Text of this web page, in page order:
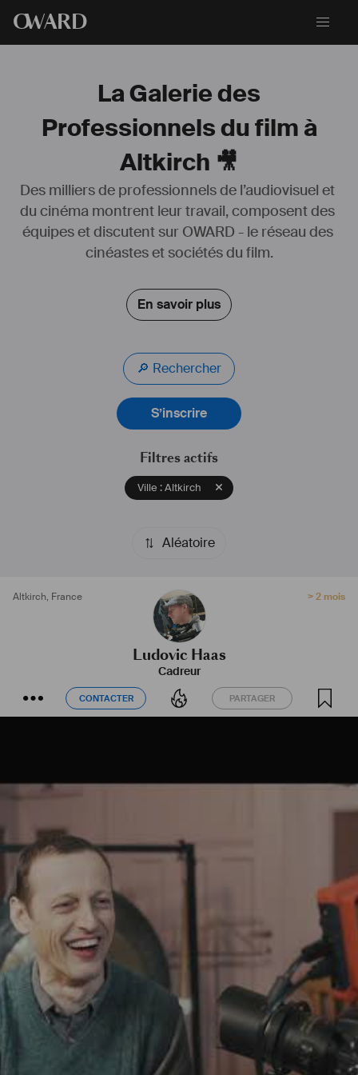
OWARD
La Galerie des
Professionnels du film à
Altkirch 🎥
Des milliers de professionnels de l’audiovisuel et
du cinéma montrent leur travail, composent des
équipes et discutent sur OWARD - le réseau des
cinéastes et sociétés du film.
En savoir plus
🔎 Rechercher
S’inscrire
Filtres actifs
Ville : Altkirch
Aléatoire
Altkirch, France > 2 mois
Ludovic Haas
Cadreur
CONTACTER PARTAGER
CONTACTER PARTAGER